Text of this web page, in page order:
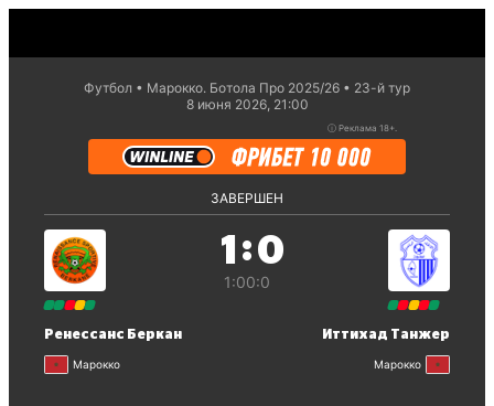
Футбол Марокко. Ботола Про 2025/26
23-й тур
8 июня 2026, 21:00
ⓘ Реклама 18+.
ЗАВЕРШЕН
Ренессанс Беркан
Марокко
1 :0
1:00:0
Иттихад Танжер
Марокко